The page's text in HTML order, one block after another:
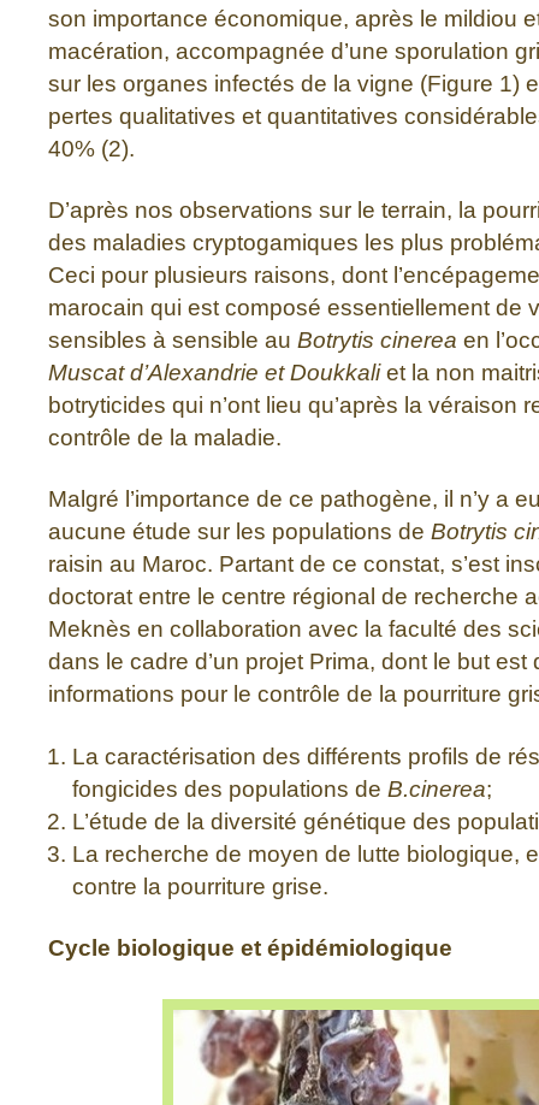
son importance économique, après le mildiou
macération, accompagnée d’une sporulation
sur les organes infectés de la vigne (Figure 1)
pertes qualitatives et quantitatives
40% (2).
D’après nos observations sur le terrain, la
des maladies cryptogamiques les plus
Ceci pour plusieurs raisons, dont
marocain qui est composé essentiellement de
sensibles à sensible au Botrytis cinerea en
Muscat d’Alexandrie et Doukkaliet la non
botryticides qui n’ont lieu qu’après la véraison
contrôle de la maladie.
Malgré l’importance de ce pathogène, il n’y a
aucune étude sur les populations de Botrytis
raisin au Maroc. Partant de ce constat, s’est
doctorat entre le centre régional de recherche
Meknès en collaboration avec la faculté des
dans le cadre d’un projet Prima, dont le but
informations pour le contrôle de la pourriture
La caractérisation des différents profils de
fongicides des populations de B.cinerea;
L’étude de la diversité génétique des
La recherche de moyen de lutte biologique,
contre la pourriture grise.
Cycle biologique et épidémiologique